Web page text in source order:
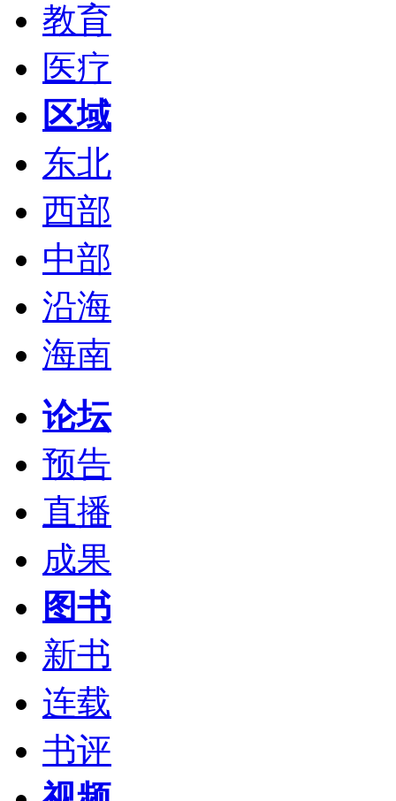
教育
医疗
区域
东北
西部
中部
沿海
海南
论坛
预告
直播
成果
图书
新书
连载
书评